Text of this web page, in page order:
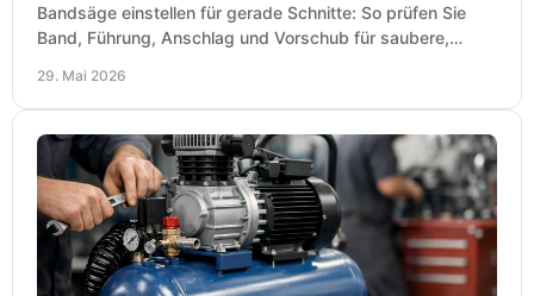
Bandsäge einstellen für gerade Schnitte: So prüfen Sie
Band, Führung, Anschlag und Vorschub für saubere,
29. Mai 2026